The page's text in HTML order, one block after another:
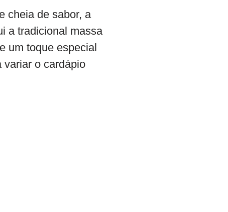
cheia de sabor, a
a tradicional massa
um toque especial
variar o cardápio